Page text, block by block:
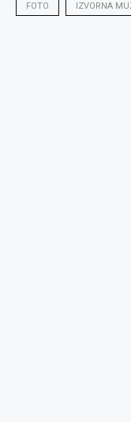
FOTO IZVORNA